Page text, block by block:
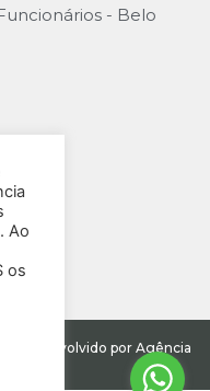
- Belo
Desenvolvido por Agência
Ao
os